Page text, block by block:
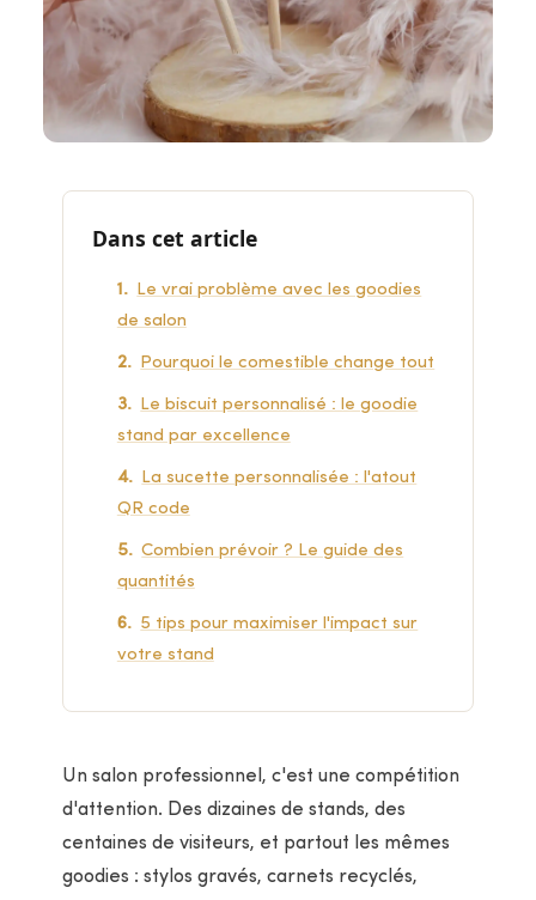
Dans cet article
Le vrai problème avec les goodies
de salon
Pourquoi le comestible change tout
Le biscuit personnalisé : le goodie
stand par excellence
La sucette personnalisée : l'atout
QR code
Combien prévoir ? Le guide des
quantités
5 tips pour maximiser l'impact sur
votre stand
Un salon professionnel, c'est une compétition
d'attention. Des dizaines de stands, des
centaines de visiteurs, et partout les mêmes
goodies : stylos gravés, carnets recyclés,